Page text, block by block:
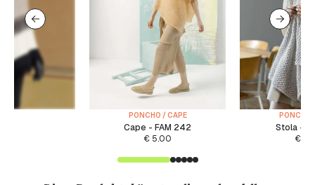
PONCHO / CAPE
Cape - FAM 242
€ 5.00
PONCHO
Stola -
€